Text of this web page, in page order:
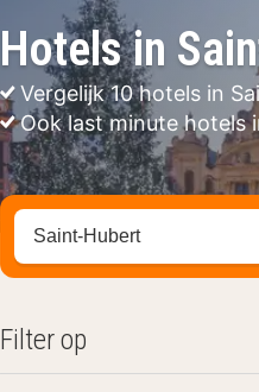
Hotels in
Vergelijk 10 hotels in
Ook last minute hotels
Zoek op hotel, regio of
Filter op